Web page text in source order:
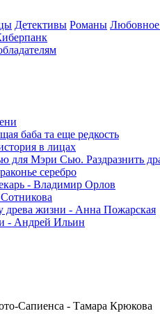
Детективы Романы Любовное
баба та еще редкость
в лицах
для Мэри Сью. Раздразнить
серебро
- Владимир Орлов
древа жизни - Анна Пожарская
- Андрей Ильин
Сапиенса - Тамара Крюкова